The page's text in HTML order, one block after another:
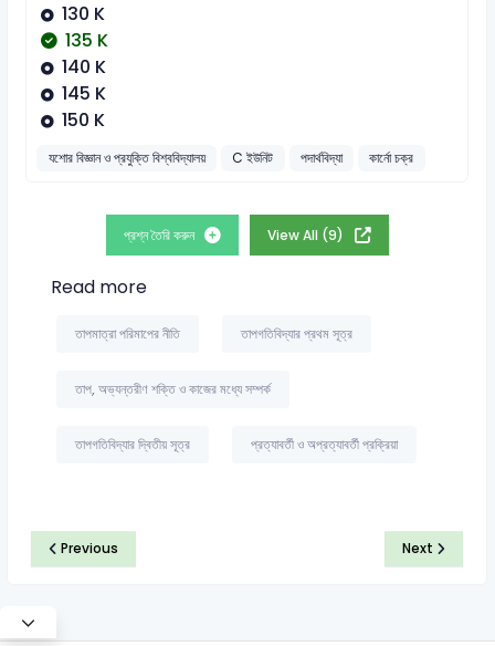
130 K
135 K
140 K
145 K
150 K
যশোর বিজ্ঞান ও প্রযুক্তি বিশ্ববিদ্যালয় C ইউনিট পদার্থবিদ্যা কার্নো চক্র
প্রশ্ন তৈরি করুন View All (9)
Read more
তাপমাত্রা পরিমাপের নীতি তাপগতিবিদ্যার প্রথম সূত্র
তাপ, অভ্যন্তরীণ শক্তি ও কাজের মধ্যে সম্পর্ক
তাপগতিবিদ্যার দ্বিতীয় সূত্র প্রত্যাবর্তী ও অপ্রত্যাবর্তী প্রক্রিয়া
Previous Next